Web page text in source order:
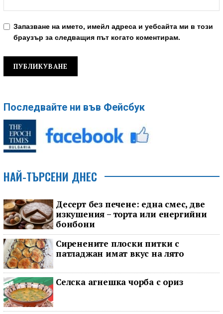
Запазване на името, имейл адреса и уебсайта ми в този
браузър за следващия път когато коментирам.
Последвайте ни във Фейсбук
НАЙ-ТЪРСЕНИ ДНЕС
Десерт без печене: една смес, две
изкушения – торта или енергийни
бонбони
Сиренените плоски питки с
патладжан имат вкус на лято
Селска агнешка чорба с ориз